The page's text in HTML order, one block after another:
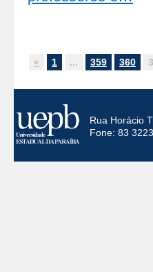
« 1 ... 359 360
Rua Horácio
Fone: 83